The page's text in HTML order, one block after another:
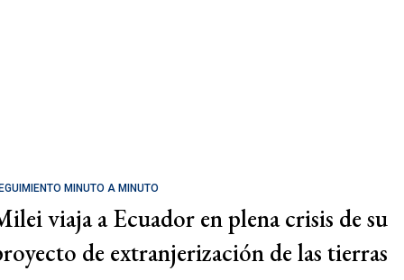
MINUTO A MINUTO
viaja a Ecuador en plena crisis de su
de extranjerización de las tierras